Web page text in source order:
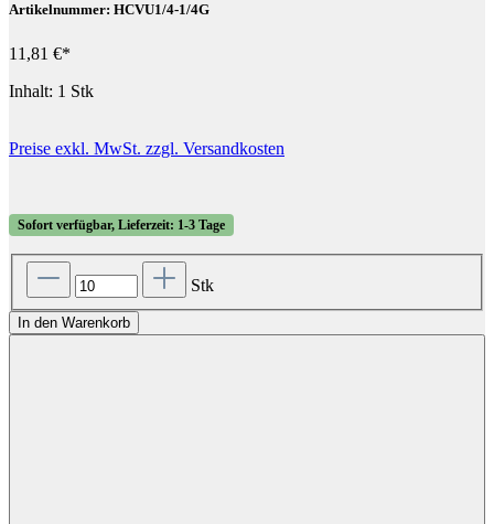
Artikelnummer: HCVU1/4-1/4G
11,81 €*
Inhalt: 1 Stk
Preise exkl. MwSt. zzgl. Versandkosten
Sofort verfügbar, Lieferzeit: 1-3 Tage
Stk
In den Warenkorb